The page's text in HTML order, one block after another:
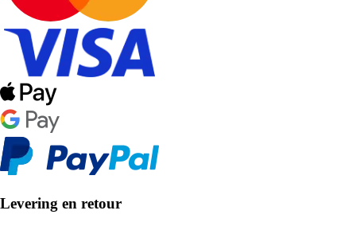
Levering en retour